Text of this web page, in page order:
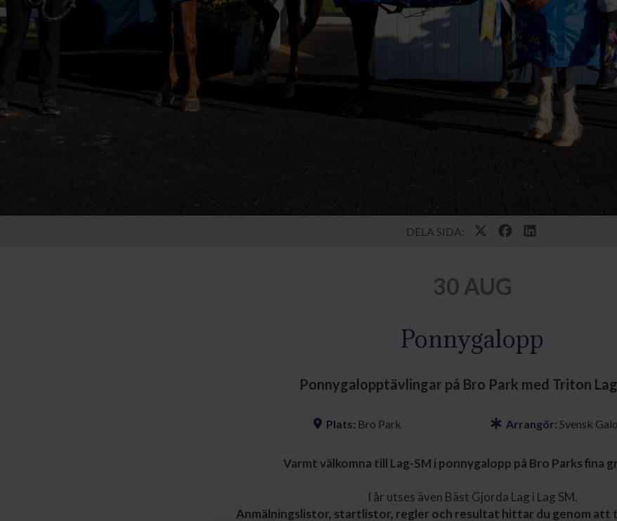
DELA SIDA:
30 AUG
Ponnygalopp
Ponnygalopptävlingar på Bro Park med Triton
Plats: Bro Park Arrangör: Svensk
Varmt välkomna till Lag-SM i ponnygalopp på Bro Parks fina
I år utses även Bäst Gjorda Lag i Lag SM.
Anmälningslistor, startlistor, regler och resultat hittar du genom att